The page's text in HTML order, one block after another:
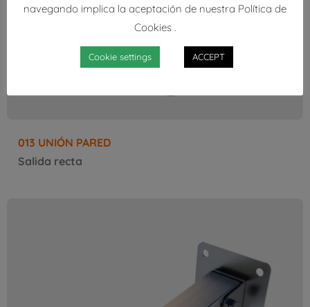
013 UNIÓN PARED
Salida recta
navegando implica la aceptación de nuestra Política de
Cookies .
Cookie settings ACCEPT